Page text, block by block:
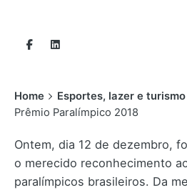
Home
Esportes, lazer e turismo
Prêmio Paralímpico 2018
Ontem, dia 12 de dezembro,
o merecido reconhecimento
paralímpicos brasileiros. Da